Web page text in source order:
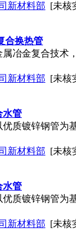
新材料部 [未核
合换热管
冶金复合技术
新材料部 [未核
管
质镀锌钢管为
新材料部 [未核
管
质镀锌钢管为
新材料部 [未核